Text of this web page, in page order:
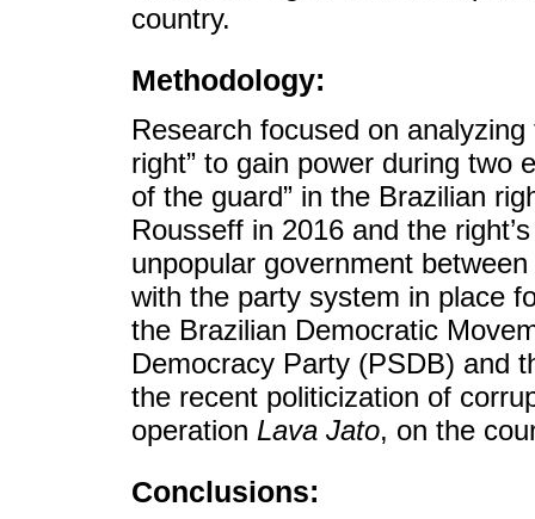
country.
Methodology:
Research focused on
right” to gain power during two
of the guard” in the Brazilian
Rousseff in 2016 and the
unpopular government
with the party system in place
the Brazilian Democratic
Democracy Party (PSDB) and
the recent politicization of
operation Lava Jato, on the
Conclusions: